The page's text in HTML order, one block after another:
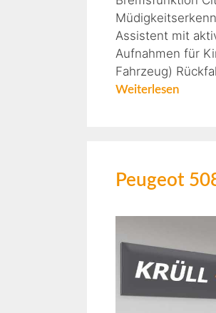
Assistent mit
Aufnahmen für
Fahrzeug)
Weiterlesen
Peugeot